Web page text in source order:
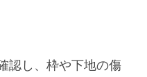
認し、枠や下地の傷